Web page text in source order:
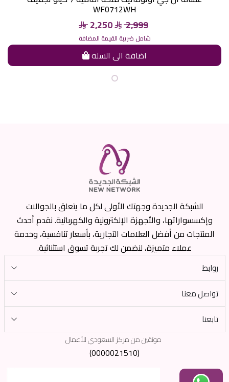
WF0712WH
2,999
2,250
شامل ضريبة القيمة المضافة
اضافة الى السله
الشبكة الجديدة وجهتك الأولى لكل ما يتعلق بالجوالات
وإكسسواراتها، والأجهزة الإلكترونية والكهربائية. نقدم أحدث
المنتجات من أفضل العلامات التجارية، بأسعار تنافسية، وخدمة
عملاء متميزة، لنضمن لك تجربة تسوق استثنائية.
روابط
تواصل معنا
تابعنا
موثقين من مركز السعودي للأعمال
(0000021510)